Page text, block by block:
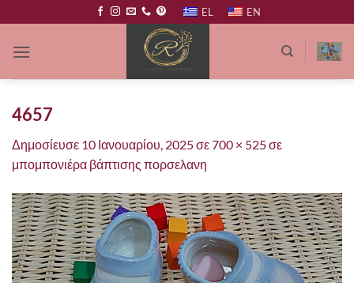
στο
περιεχόμενο
EL EN
4657
Δημοσίευσε 10 Ιανουαρίου, 2025σε700 × 525σε
μπομπονιέρα βάπτισης πορσελανη